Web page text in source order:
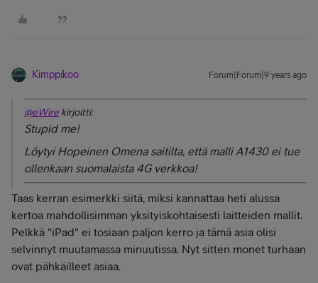
Kimppikoo Forum|Forum|9 years ago
@eWire kirjoitti:
Stupid me!
Löytyi Hopeinen Omena saitilta, että malli A1430 ei tue
ollenkaan suomalaista 4G verkkoa!
Taas kerran esimerkki siitä, miksi kannattaa heti alussa
kertoa mahdollisimman yksityiskohtaisesti laitteiden mallit.
Pelkkä "iPad" ei tosiaan paljon kerro ja tämä asia olisi
selvinnyt muutamassa minuutissa. Nyt sitten monet turhaan
ovat pähkäilleet asiaa.